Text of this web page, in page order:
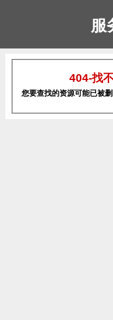
服
404-找
您要查找的资源可能已被